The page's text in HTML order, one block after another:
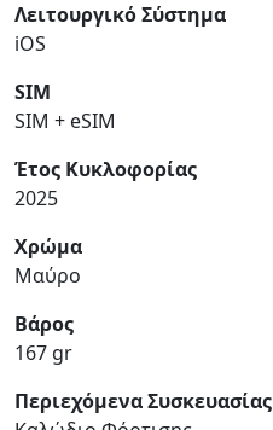
Λειτουργικό Σύστημα
iOS
SIM
SIM + eSIM
Έτος Κυκλοφορίας
2025
Χρώμα
Μαύρο
Βάρος
167 gr
Περιεχόμενα Συσκευασίας